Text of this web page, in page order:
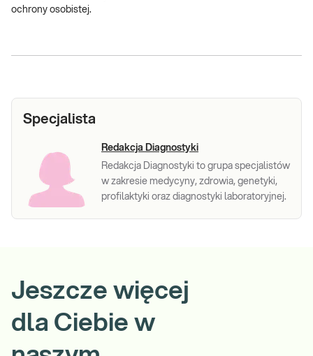
ochrony osobistej.
Specjalista
Redakcja Diagnostyki
Redakcja Diagnostyki to grupa specjalistów
w zakresie medycyny, zdrowia, genetyki,
profilaktyki oraz diagnostyki laboratoryjnej.
Jeszcze więcej
dla Ciebie w